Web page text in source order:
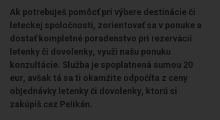
Ak potrebuješ pomôcť pri výbere destinácie či
leteckej spoločnosti, zorientovať sa v ponuke a
dostať kompletné poradenstvo pri rezervácii
letenky či dovolenky, využi našu ponuku
konzultácie. Služba je spoplatnená sumou 20
eur, avšak tá sa ti okamžite odpočíta z ceny
objednávky letenky či dovolenky, ktorú si
zakúpiš cez Pelikán.